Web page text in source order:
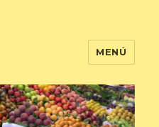
MENÚ